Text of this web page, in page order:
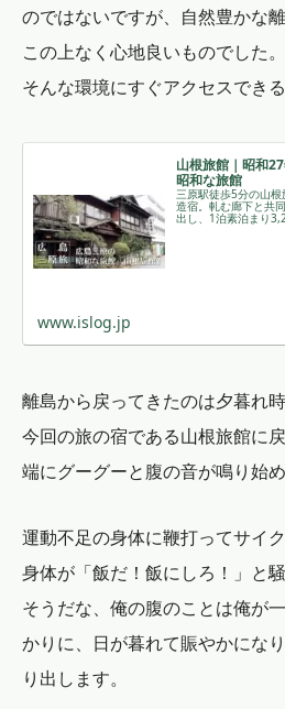
のではないですが、自然豊かな
この上なく心地良いものでした。
そんな環境にすぐアクセスでき
山根旅館｜昭和
昭和な旅館
三原駅徒歩5分の山
造宿。軋む廊下と共
出し、1泊素泊まり
ます。海近くの好立
www.islog.jp
離島から戻ってきたのは夕暮れ時
今回の旅の宿である山根旅館に
端にグーグーと腹の音が鳴り始め
運動不足の身体に鞭打ってサイ
身体が「飯だ！飯にしろ！」と
そうだな、俺の腹のことは俺が
かりに、日が暮れて賑やかにな
り出します。